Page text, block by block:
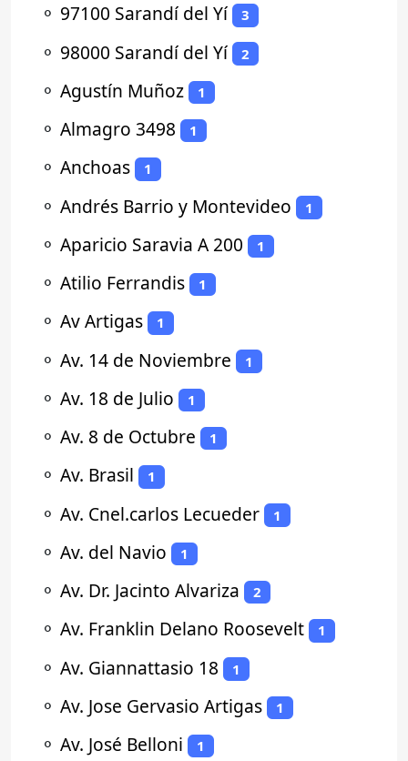
⚬ 97100 Sarandí del Yí 3
⚬ 98000 Sarandí del Yí 2
⚬ Agustín Muñoz 1
⚬ Almagro 3498 1
⚬ Anchoas 1
⚬ Andrés Barrio y Montevideo 1
⚬ Aparicio Saravia A 200 1
⚬ Atilio Ferrandis 1
⚬ Av Artigas 1
⚬ Av. 14 de Noviembre 1
⚬ Av. 18 de Julio 1
⚬ Av. 8 de Octubre 1
⚬ Av. Brasil 1
⚬ Av. Cnel.carlos Lecueder 1
⚬ Av. del Navio 1
⚬ Av. Dr. Jacinto Alvariza 2
⚬ Av. Franklin Delano Roosevelt 1
⚬ Av. Giannattasio 18 1
⚬ Av. Jose Gervasio Artigas 1
⚬ Av. José Belloni 1